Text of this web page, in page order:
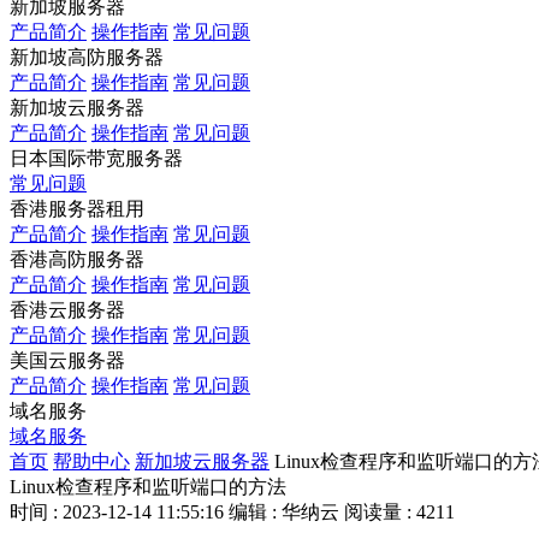
新加坡服务器
产品简介 操作指南 常见问题
新加坡高防服务器
产品简介 操作指南 常见问题
新加坡云服务器
产品简介 操作指南 常见问题
日本国际带宽服务器
常见问题
香港服务器租用
产品简介 操作指南 常见问题
香港高防服务器
产品简介 操作指南 常见问题
香港云服务器
产品简介 操作指南 常见问题
美国云服务器
产品简介 操作指南 常见问题
域名服务
域名服务
首页 帮助中心 新加坡云服务器 Linux检查程序和监听端口的方
Linux检查程序和监听端口的方法
时间 : 2023-12-14 11:55:16 编辑 : 华纳云 阅读量 : 4211